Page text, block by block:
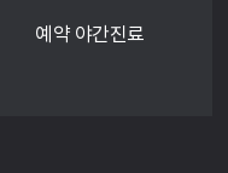
예약 야간진료